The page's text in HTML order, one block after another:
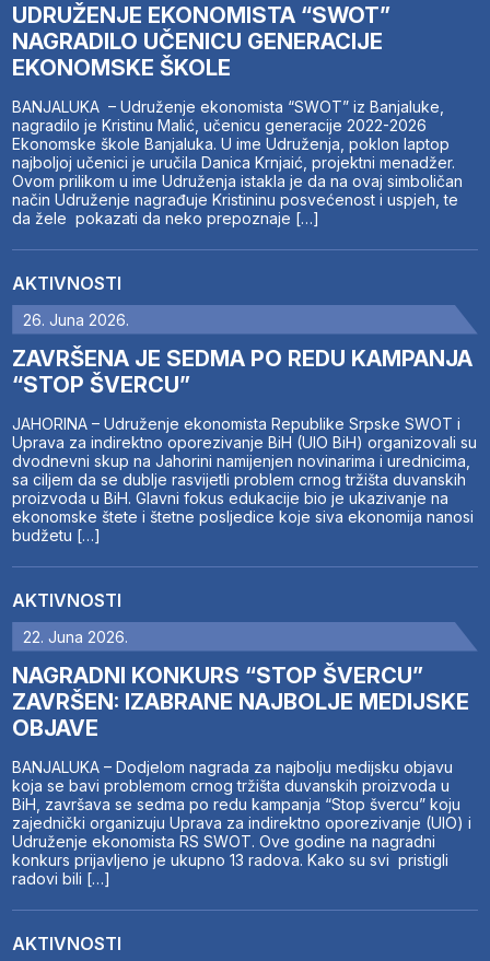
UDRUŽENJE EKONOMISTA “SWOT”
NAGRADILO UČENICU GENERACIJE
EKONOMSKE ŠKOLE
BANJALUKA – Udruženje ekonomista “SWOT” iz Banjaluke,
nagradilo je Kristinu Malić, učenicu generacije 2022-2026
Ekonomske škole Banjaluka. U ime Udruženja, poklon laptop
najboljoj učenici je uručila Danica Krnjaić, projektni menadžer.
Ovom prilikom u ime Udruženja istakla je da na ovaj simboličan
način Udruženje nagrađuje Kristininu posvećenost i uspjeh, te
da žele pokazati da neko prepoznaje […]
AKTIVNOSTI
26. Juna 2026.
ZAVRŠENA JE SEDMA PO REDU KAMPANJA
“STOP ŠVERCU”
JAHORINA – Udruženje ekonomista Republike Srpske SWOT i
Uprava za indirektno oporezivanje BiH (UIO BiH) organizovali su
dvodnevni skup na Jahorini namijenjen novinarima i urednicima,
sa ciljem da se dublje rasvijetli problem crnog tržišta duvanskih
proizvoda u BiH. Glavni fokus edukacije bio je ukazivanje na
ekonomske štete i štetne posljedice koje siva ekonomija nanosi
budžetu […]
AKTIVNOSTI
22. Juna 2026.
NAGRADNI KONKURS “STOP ŠVERCU”
ZAVRŠEN: IZABRANE NAJBOLJE MEDIJSKE
OBJAVE
BANJALUKA – Dodjelom nagrada za najbolju medijsku objavu
koja se bavi problemom crnog tržišta duvanskih proizvoda u
BiH, završava se sedma po redu kampanja “Stop švercu” koju
zajednički organizuju Uprava za indirektno oporezivanje (UIO) i
Udruženje ekonomista RS SWOT. Ove godine na nagradni
konkurs prijavljeno je ukupno 13 radova. Kako su svi pristigli
radovi bili […]
AKTIVNOSTI